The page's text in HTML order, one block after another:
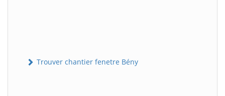
Trouver chantier fenetre Bény